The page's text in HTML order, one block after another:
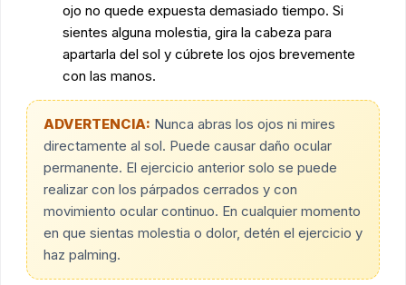
ojo no quede expuesta demasiado tiempo. Si
sientes alguna molestia, gira la cabeza para
apartarla del sol y cúbrete los ojos brevemente
con las manos.
ADVERTENCIA: Nunca abras los ojos ni mires
directamente al sol. Puede causar daño ocular
permanente. El ejercicio anterior solo se puede
realizar con los párpados cerrados y con
movimiento ocular continuo. En cualquier momento
en que sientas molestia o dolor, detén el ejercicio y
haz palming.